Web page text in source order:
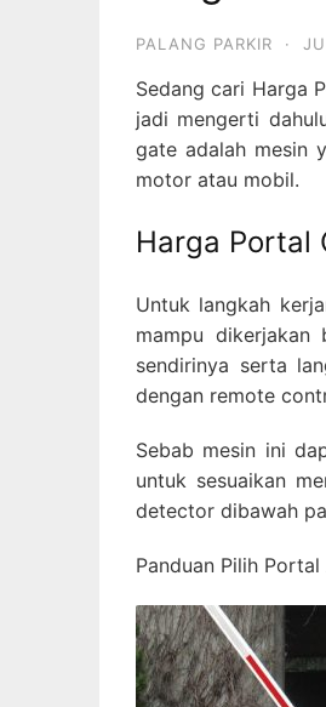
PALANG PARKIR ·
Sedang cari Harga
jadi mengerti
gate adalah mesin
motor atau mobil.
Harga Portal
Untuk langkah
mampu dikerjakan
sendirinya serta
dengan remote
Sebab mesin ini
untuk sesuaikan
detector dibawah
Panduan Pilih